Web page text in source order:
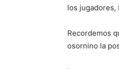
los jugadores,
Recordemos
osornino la